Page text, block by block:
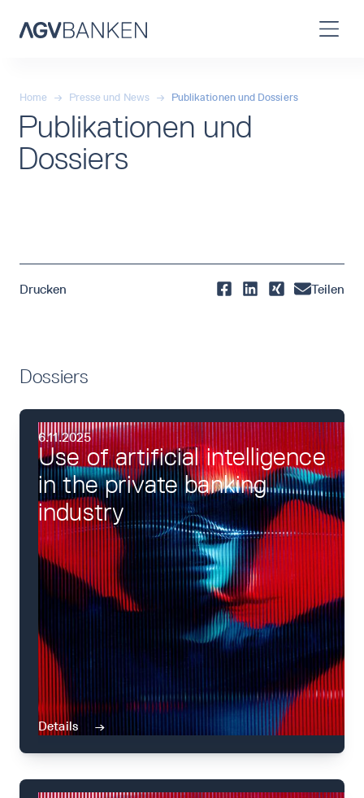
Home → Presse und News → Publikationen und Dossiers
Publikationen und
Dossiers
Drucken Teilen
Dossiers
6.11.2025
Use of artificial intelligence
in the private banking
industry
Details →